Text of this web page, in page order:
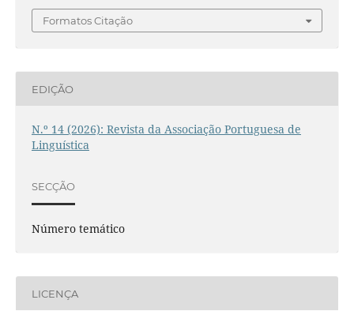
Formatos Citação
EDIÇÃO
N.º 14 (2026): Revista da Associação Portuguesa de
Linguística
SECÇÃO
Número temático
LICENÇA